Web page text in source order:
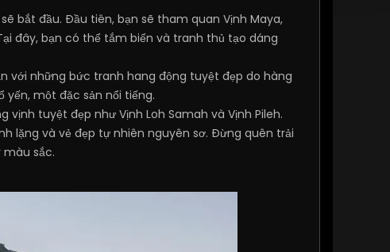
bắt đầu. Đầu tiên, bạn sẽ tham quan Vịnh Maya,
đây, bạn có thể tắm biển và tranh thủ tạo dáng
với những bức tranh hang động tuyệt đẹp do hàng
một đặc sản nổi tiếng.
tuyệt đẹp như Vịnh Loh Samah và Vịnh Pileh.
lặng và vẻ đẹp tự nhiên nguyên sơ. Đừng quên trải
màu sắc.